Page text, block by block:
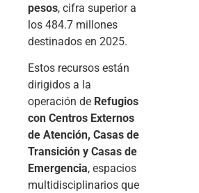
pesos, cifra superior a
los 484.7 millones
destinados en 2025.
Estos recursos están
dirigidos a la
operación de Refugios
con Centros Externos
de Atención, Casas de
Transición y Casas de
Emergencia, espacios
multidisciplinarios que